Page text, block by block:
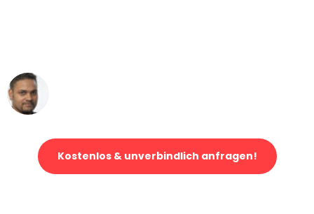
Kostenlos & unverbindlich anfragen!